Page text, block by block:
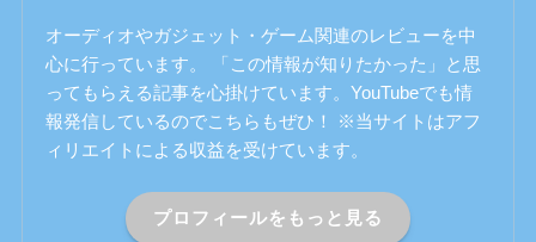
オーディオやガジェット・ゲーム関連のレビューを中
心に行っています。 「この情報が知りたかった」と思
ってもらえる記事を心掛けています。YouTubeでも情
報発信しているのでこちらもぜひ！ ※当サイトはアフ
ィリエイトによる収益を受けています。
プロフィールをもっと見る